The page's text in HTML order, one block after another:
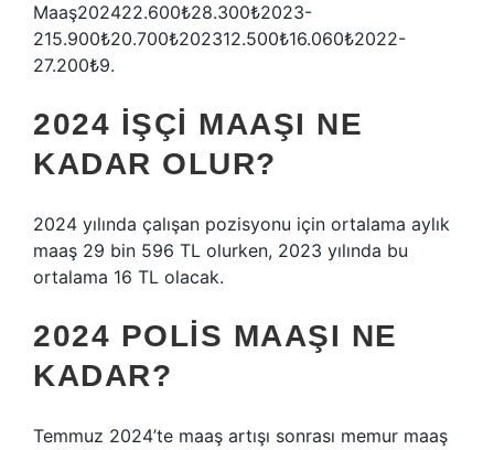
Maaş202422.600₺28.300₺2023-
215.900₺20.700₺202312.500₺16.060₺2022-
27.200₺9.
2024 IŞÇI MAAŞI NE
KADAR OLUR?
2024 yılında çalışan pozisyonu için ortalama aylık
maaş 29 bin 596 TL olurken, 2023 yılında bu
ortalama 16 TL olacak.
2024 POLIS MAAŞI NE
KADAR?
Temmuz 2024’te maaş artışı sonrası memur maaş